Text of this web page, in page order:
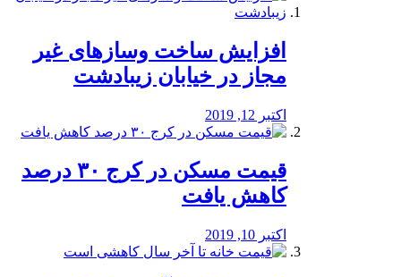
افزایش ساخت وسازهای غیر
مجاز در خیابان زیبادشت
اکتبر 12, 2019
️قیمت مسکن در کرج ۳۰ درصد
کاهش یافت
اکتبر 10, 2019